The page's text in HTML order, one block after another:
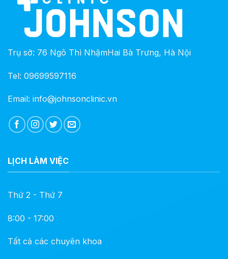
Trụ sở: 76 Ngô Thì NhậmHai Bà Trưng, Hà Nội
Tel: 09699597116
Email: info@johnsonclinic.vn
LỊCH LÀM VIỆC
Thứ 2 - Thứ 7
8:00 - 17:00
Tất cả các chuyên khoa